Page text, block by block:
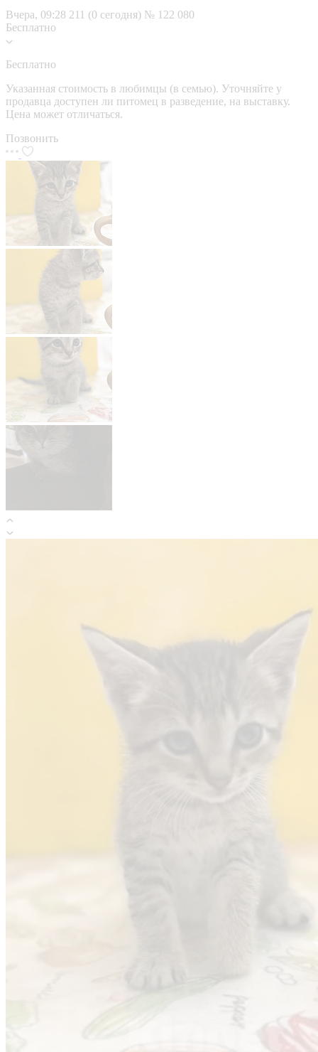
Вчера, 09:28 211 (0 сегодня) № 122 080
Бесплатно
Бесплатно
Указанная стоимость в любимцы (в семью). Уточняйте у
продавца доступен ли питомец в разведение, на выставку.
Цена может отличаться.
Позвонить